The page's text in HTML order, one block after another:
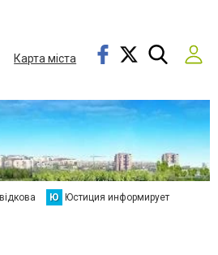
Карта міста
Ю Юстиция информирует